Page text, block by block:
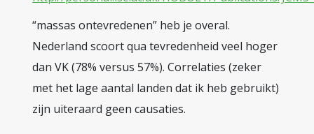
“massas ontevredenen” heb je overal.
Nederland scoort qua tevredenheid veel hoger
dan VK (78% versus 57%). Correlaties (zeker
met het lage aantal landen dat ik heb gebruikt)
zijn uiteraard geen causaties.